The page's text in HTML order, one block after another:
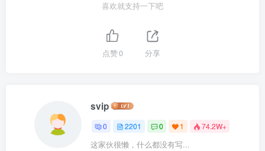
喜欢就支持一下吧
点赞0 分享
svip
0 2201 0 1 74.2W+
这家伙很懒，什么都没有写...